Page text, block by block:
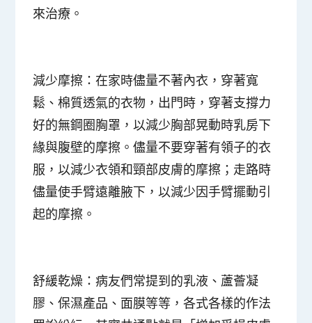
來治療。
減少摩擦 ：在家時儘量不著內衣，穿著寬
鬆、棉質透氣的衣物，出門時，穿著支撐力
好的無鋼圈胸罩，以減少胸部晃動時乳房下
緣與腹壁的摩擦。儘量不要穿著有領子的衣
服，以減少衣領和頸部皮膚的摩擦；走路時
儘量使手臂遠離腋下，以減少因手臂擺動引
起的摩擦。
舒緩乾燥 ：病友們常提到的乳液、蘆薈凝
膠、保濕產品、面膜等等，各式各樣的作法